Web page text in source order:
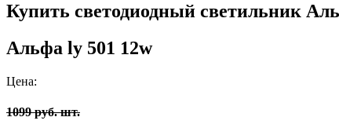
Купить светодиодный светильник
Альфа ly 501 12w
Цена:
1099 руб. шт.